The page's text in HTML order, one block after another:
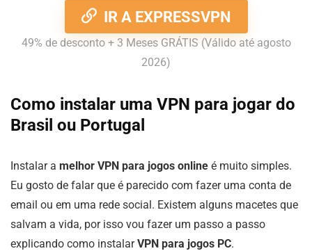
IR A EXPRESSVPN
49% de desconto + 3 Meses GRÁTIS (Válido até agosto
2026)
Como instalar uma VPN para jogar do
Brasil ou Portugal
Instalar a melhor VPN para jogos online é muito simples.
Eu gosto de falar que é parecido com fazer uma conta de
email ou em uma rede social. Existem alguns macetes que
salvam a vida, por isso vou fazer um passo a passo
explicando como instalarVPN para jogos PC.